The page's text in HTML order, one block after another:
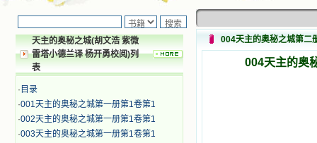
天主的奥秘之城(胡文浩 紫微
雷塔小德兰译 杨开勇校阅)列
表
· 目录
·001天主的奥秘之城第一册第1卷第1
·002天主的奥秘之城第一册第1卷第1
·003天主的奥秘之城第一册第1卷第1
004天主的奥秘之城第二
004天主的奥